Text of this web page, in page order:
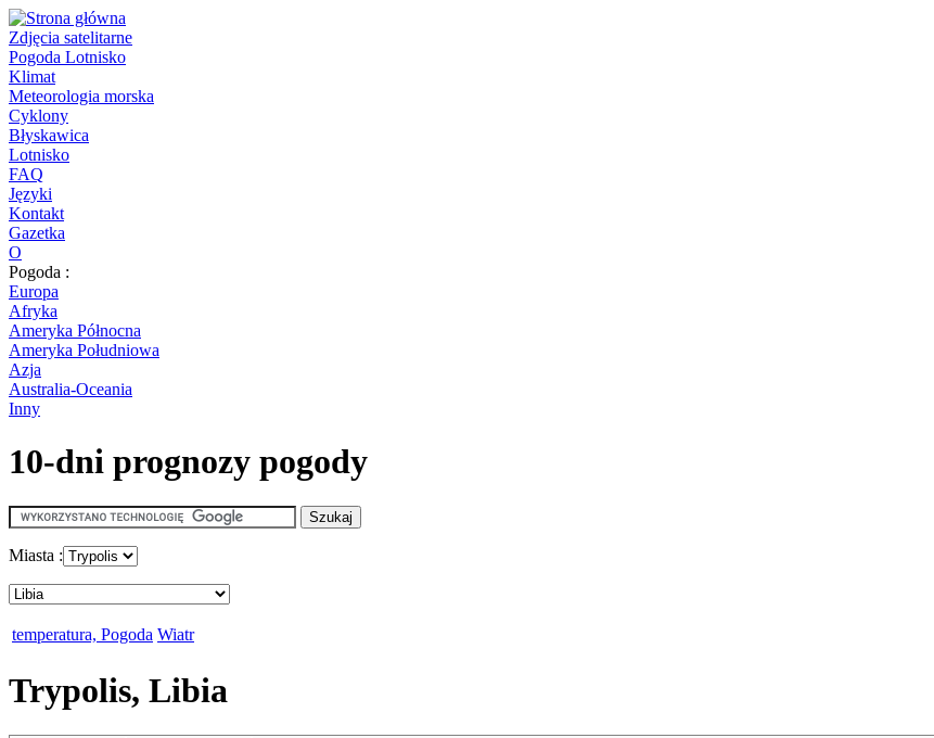
Zdjęcia satelitarne
Pogoda Lotnisko
Klimat
Meteorologia morska
Cyklony
Błyskawica
Lotnisko
FAQ
Języki
Kontakt
Gazetka
O
Pogoda :
Europa
Afryka
Ameryka Północna
Ameryka Południowa
Azja
Australia-Oceania
Inny
10-dni prognozy pogody
Miasta :
temperatura, Pogoda Wiatr
Trypolis, Libia